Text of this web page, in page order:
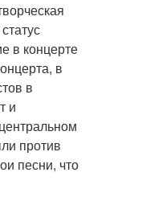
в концерте
в
в
и
против
песни, что